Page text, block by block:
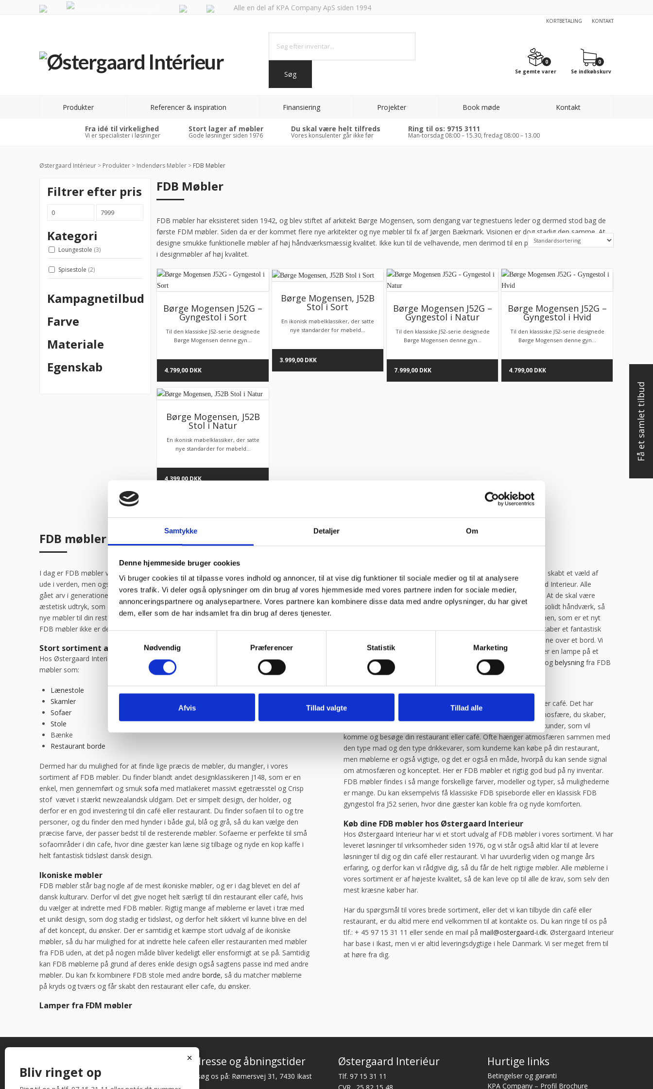
Samtykke Detaljer Om
Denne hjemmeside bruger cookies
Vi bruger cookies til at tilpasse vores indhold og annoncer, til at vise dig funktioner til sociale medier og til at analysere
vores trafik. Vi deler også oplysninger om din brug af vores hjemmeside med vores partnere inden for sociale medier,
annonceringspartnere og analysepartnere. Vores partnere kan kombinere disse data med andre oplysninger, du har givet
dem, eller som de har indsamlet fra din brug af deres tjenester.
Nødvendig
Præferencer Statistik Marketing
Afvis Tillad valgte Tillad alle
Alle en del af KPA Company ApS siden 1994
KORTBETALING KONTAKT
0
Se gemte varer
0
Se indkøbskurv
Produkter Referencer & inspiration Finansiering Projekter Book møde Kontakt
Fra idé til virkelighed
Vi er specialister i løsninger
Stort lager af møbler
Gode løsninger siden 1976
Du skal være helt tilfreds
Vores konsulenter går ikke før
Ring til os: 9715 3111
Man-torsdag 08:00 – 15.30, fredag 08:00 – 13.00
Østergaard Intérieur > Produkter > Indendørs Møbler >FDB Møbler
Filtrer efter pris
Kategori
Loungestole (3)
Spisestole (2)
Kampagnetilbud
Farve
Materiale
Egenskab
FDB Møbler
FDB møbler har eksisteret siden 1942, og blev stiftet af arkitekt Børge Mogensen, som dengang var tegnestuens leder og dermed stod bag de
første FDM møbler. Siden da er der kommet flere nye arkitekter og nye møbler til fx af Jørgen Bækmark. Visionen er dog stadig den samme. At
designe smukke funktionelle møbler af høj håndværksmæssig kvalitet. Ikke kun til de velhavende, men derimod til en pris, så langt flere kan få fat
i designmøbler af høj kvalitet.
Børge Mogensen J52G –
Gyngestol i Sort
Til den klassiske J52-serie designede
Børge Mogensen denne gyn...
4.799,00 DKK
Børge Mogensen, J52B
Stol i Sort
En ikonisk møbelklassiker, der satte
nye standarder for møbeld...
3.999,00 DKK
Børge Mogensen J52G –
Gyngestol i Natur
Til den klassiske J52-serie designede
Børge Mogensen denne gyn...
7.999,00 DKK
Børge Mogensen J52G –
Gyngestol i Hvid
Til den klassiske J52-serie designede
Børge Mogensen denne gyn...
4.799,00 DKK
Børge Mogensen, J52B
Stol i Natur
En ikonisk møbelklassiker, der satte
nye standarder for møbeld...
4.399,00DKK
FDB møbler - dansk kulturarv
I dag er FDB møbler verdenskendt og elsket dansk design, som du finder flere steder
ude i verden, men også herhjemme i Danmark. Det er historien om klassikere, der er
gået arv i generationer, og som bliver ved med at være funktionelle og have et
æstetisk udtryk, som er folkekært og passer ind i rigtig mange hjem. Har du brug for
nye møbler til din restaurant eller café er det derfor bestemt værd at undersøge, om
FDB møbler ikke er den helt rigtige løsning.
Stort sortiment af FDB møbler
Hos Østergaard Interieur A/S har vi et stort udvalg af FDB møbler. Vi kan tilbyde FDB
møbler som:
Lænestole
Skamler
Sofaer
Stole
Bænke
Restaurant borde
Dermed har du mulighed for at finde lige præcis de møbler, du mangler, i vores
sortiment af FDB møbler. Du finder blandt andet designklassikeren J148, som er en
enkel, men gennemført og smuk sofa med matlakeret massivt egetræsstel og Crisp
stof vævet i stærkt newzealandsk uldgarn. Det er simpelt design, der holder, og
derfor er en god investering til din café eller restaurant. Du finder sofaen til to og tre
personer, og du finder den med hynder i både gul, blå og grå, så du kan vælge den
præcise farve, der passer bedst til de resterende møbler. Sofaerne er perfekte til små
sofaområder i din cafe, hvor dine gæster kan læne sig tilbage og nyde en kop kaffe i
helt fantastisk tidsløst dansk design.
Ikoniske møbler
FDB møbler står bag nogle af de mest ikoniske møbler, og er i dag blevet en del af
dansk kulturarv. Derfor vil det give noget helt særligt til din restaurant eller café, hvis
du vælger at indrette med FDB møbler. Rigtig mange af møblerne er lavet i træ med
et unikt design, som dog stadig er tidsløst, og derfor helt sikkert vil kunne blive en del
af det koncept, du ønsker. Der er samtidig et kæmpe stort udvalg af de ikoniske
møbler, så du har mulighed for at indrette hele cafeen eller restauranten med møbler
fra FDB uden, at det på nogen måde bliver kedeligt eller ensformigt at se på. Samtidig
kan FDB møblerne på grund af deres enkle design også sagtens passe ind med andre
møbler. Du kan fx kombinere FDB stole med andre borde, så du matcher møblerne
på kryds og tværs og får skabt den restaurant eller cafe, du ønsker.
Lamper fra FDM møbler
FDM møbler laver mere end bare møbler. FDM møbler har også skabt et væld af
lamper, som vi også forhandler i vores sortiment hos Østergaard Interieur. Alle
lamperne er skabt ud fra samme vision som alle FDB møblerne. At de skal være
smukke og funktionelle og samtidig være skabt på baggrund af solidt håndværk, så
de er af høj kvalitet. Vi forhandler forskellige udgaver af Hiti lampen, som er et nyt
bud på, hvordan en traditionel lampe kan se ud i dag. Lampen skaber et fantastisk
hyggeligt lys, og med sin smukke form hænger den rigtig flot alene over et bord. Vi
forhandler også lampen som bordlampe, hvis du i stedet mangler en lampe på et
bord, en reol eller et helt tredje sted. Der er mange muligheder, og belysning fra FDB
vil helt sikkert kunne give din restaurant eller café lige det ekstra.
Vælg de rigtige møbler til din restaurant eller cafe
Det er vigtigt at vælge de helt rigtige møbler til din restaurant eller café. Det har
nemlig stor betydning. Især for det samlede koncept og den atmosfære, du skaber,
og dermed i sidste ende også af stor betydning for den type af kunder, som vil
komme og besøge din restaurant eller café. Ofte hænger atmosfæren sammen med
den type mad og den type drikkevarer, som kunderne kan købe på din restaurant,
men møblerne er også vigtige, og det er også en måde, hvorpå du kan sende signal
om atmosfæren og konceptet. Her er FDB møbler et rigtig god bud på ny inventar.
FDB møbler findes i så mange forskellige farver, modeller og typer, så mulighederne
er mange. Du kan eksempelvis få klassiske FDB spiseborde eller en klassisk FDB
gyngestol fra J52 serien, hvor dine gæster kan koble fra og nyde komforten.
Køb dine FDB møbler hos Østergaard Interieur
Hos Østergaard Interieur har vi et stort udvalg af FDB møbler i vores sortiment. Vi har
leveret løsninger til virksomheder siden 1976, og vi står også altid klar til at levere
løsninger til dig og din café eller restaurant. Vi har uvurderlig viden og mange års
erfaring, og derfor kan vi rådgive dig, så du får de helt rigtige møbler. Alle møblerne i
vores sortiment er af højeste kvalitet, så de kan leve op til alle de krav, som selv den
mest kræsne køber har.
Har du spørgsmål til vores brede sortiment, eller det vi kan tilbyde din café eller
restaurant, er du altid mere end velkommen til at kontakte os. Du kan ringe til os på
tlf.: + 45 97 15 31 11 eller sende en mail på mail@ostergaard-i.dk. Østergaard Interieur
har base i Ikast, men vi er altid leveringsdygtige i hele Danmark. Vi ser meget frem til
at høre fra dig.
restaurant inventar
Vi er leveringsdygtige i alle former for
Adresse og åbningstider
Besøg os på: Rømersvej 31, 7430 Ikast
Østergaard Interiéur
Tlf. 97 15 31 11
Hurtige links
Betingelser og garanti
KPA Company – Profil Brochure
x
Bliv ringet op
Få et samlet tilbud